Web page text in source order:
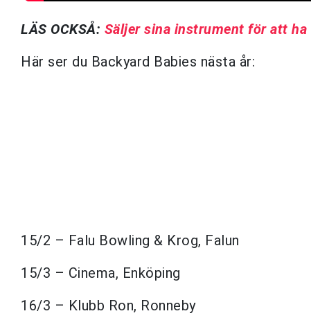
LÄS OCKSÅ: Säljer sina instrument för att
Här ser du Backyard Babies nästa år:
15/2 – Falu Bowling & Krog, Falun
15/3 – Cinema, Enköping
16/3 – Klubb Ron, Ronneby